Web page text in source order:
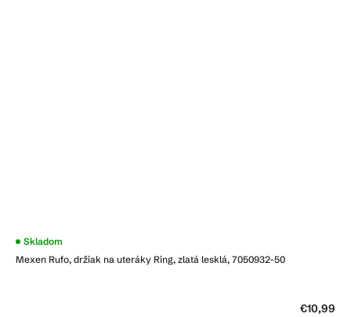
Mexen Rufo, držiak na uteráky Ring, zlatá lesklá, 7050932-50
Skladom
€10,99